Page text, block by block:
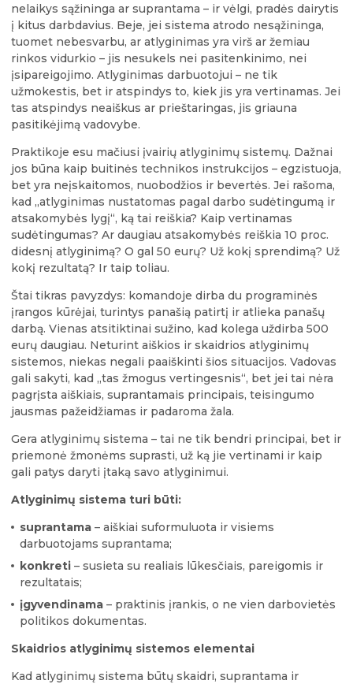
nelaikys sąžininga ar suprantama – ir vėlgi, pradės dairytis
į kitus darbdavius. Beje, jei sistema atrodo nesąžininga,
tuomet nebesvarbu, ar atlyginimas yra virš ar žemiau
rinkos vidurkio – jis nesukels nei pasitenkinimo, nei
įsipareigojimo. Atlyginimas darbuotojui – ne tik
užmokestis, bet ir atspindys to, kiek jis yra vertinamas. Jei
tas atspindys neaiškus ar prieštaringas, jis griauna
pasitikėjimą vadovybe.
Praktikoje esu mačiusi įvairių atlyginimų sistemų. Dažnai
jos būna kaip buitinės technikos instrukcijos – egzistuoja,
bet yra neįskaitomos, nuobodžios ir bevertės. Jei rašoma,
kad „atlyginimas nustatomas pagal darbo sudėtingumą ir
atsakomybės lygį“, ką tai reiškia? Kaip vertinamas
sudėtingumas? Ar daugiau atsakomybės reiškia 10 proc.
didesnį atlyginimą? O gal 50 eurų? Už kokį sprendimą? Už
kokį rezultatą? Ir taip toliau.
Štai tikras pavyzdys: komandoje dirba du programinės
įrangos kūrėjai, turintys panašią patirtį ir atlieka panašų
darbą. Vienas atsitiktinai sužino, kad kolega uždirba 500
eurų daugiau. Neturint aiškios ir skaidrios atlyginimų
sistemos, niekas negali paaiškinti šios situacijos. Vadovas
gali sakyti, kad „tas žmogus vertingesnis“, bet jei tai nėra
pagrįsta aiškiais, suprantamais principais, teisingumo
jausmas pažeidžiamas ir padaroma žala.
Gera atlyginimų sistema – tai ne tik bendri principai, bet ir
priemonė žmonėms suprasti, už ką jie vertinami ir kaip
gali patys daryti įtaką savo atlyginimui.
Atlyginimų sistema turi būti:
suprantama– aiškiai suformuluota ir visiems
darbuotojams suprantama;
konkreti– susieta su realiais lūkesčiais, pareigomis ir
rezultatais;
įgyvendinama– praktinis įrankis, o ne vien darbovietės
politikos dokumentas.
Skaidrios atlyginimų sistemos elementai
Kad atlyginimų sistema būtų skaidri, suprantama ir